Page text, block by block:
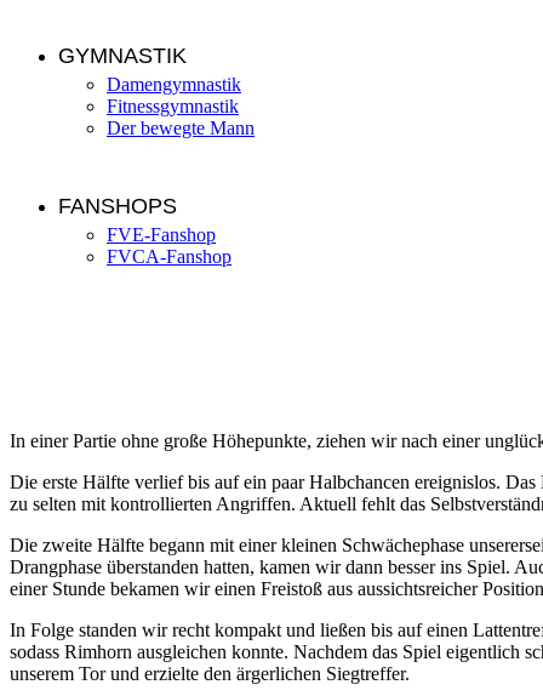
GYMNASTIK
Damengymnastik
Fitnessgymnastik
Der bewegte Mann
FANSHOPS
FVE-Fanshop
FVCA-Fanshop
In einer Partie ohne große Höhepunkte, ziehen wir nach einer
Die erste Hälfte verlief bis auf ein paar Halbchancen ereignislos.
zu selten mit kontrollierten Angriffen. Aktuell fehlt das
Die zweite Hälfte begann mit einer kleinen Schwächephase
Drangphase überstanden hatten, kamen wir dann besser ins Spiel.
einer Stunde bekamen wir einen Freistoß aus aussichtsreicher
In Folge standen wir recht kompakt und ließen bis auf einen
sodass Rimhorn ausgleichen konnte. Nachdem das Spiel eigentlich
unserem Tor und erzielte den ärgerlichen Siegtreffer.